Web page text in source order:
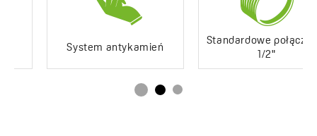
System antykamień
Standardowe połączenie